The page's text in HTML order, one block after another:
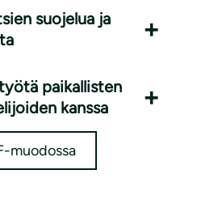
suojelua ja
paikallisten
kanssa
muodossa